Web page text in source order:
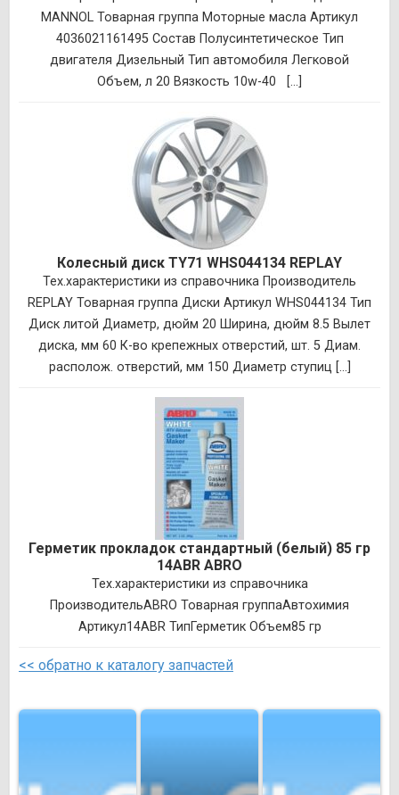
MANNOL Товарная группа Моторные масла Артикул
4036021161495 Состав Полусинтетическое Тип
двигателя Дизельный Тип автомобиля Легковой
Объем, л 20 Вязкость 10w-40 [...]
Колесный диск TY71 WHS044134 REPLAY
Тех.характеристики из справочника Производитель
REPLAY Товарная группа Диски Артикул WHS044134 Тип
Диск литой Диаметр, дюйм 20 Ширина, дюйм 8.5 Вылет
диска, мм 60 К-во крепежных отверстий, шт. 5 Диам.
располож. отверстий, мм 150 Диаметр ступиц [...]
Герметик прокладок стандартный (белый) 85 гр
14ABR ABRO
Тех.характеристики из справочника
ПроизводительABRO Товарная группаАвтохимия
Артикул14ABR ТипГерметик Объем85 гр
<< обратно к каталогу запчастей